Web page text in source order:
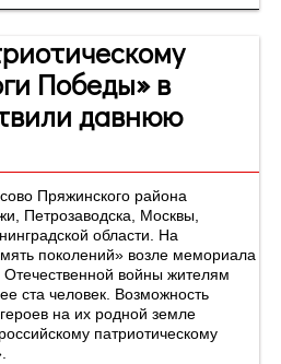
Победы» в
давнюю
Пряжинского района
Петрозаводска, Москвы,
области. На
поколений» возле мемориала
войны жителям
ста человек. Возможность
на их родной земле
патриотическому